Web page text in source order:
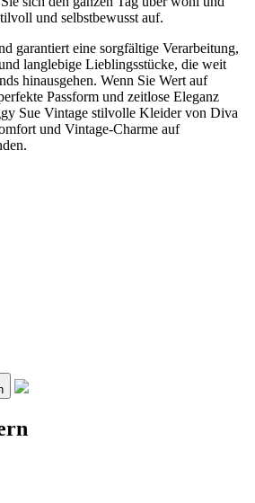
und selbstbewusst auf.
garantiert eine sorgfältige Verarbeitung,
langlebige Lieblingsstücke, die weit
hinausgehen. Wenn Sie Wert auf
Passform und zeitlose Eleganz
Sue Vintage stilvolle Kleider von Diva
und Vintage-Charme auf